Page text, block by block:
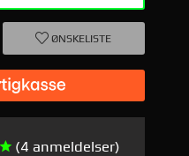
ØNSKELISTE
(4 anmeldelser)